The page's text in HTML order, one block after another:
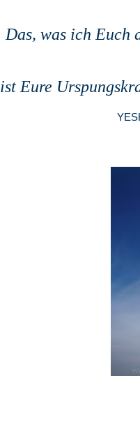
Das, was ich Euch
ist Eure